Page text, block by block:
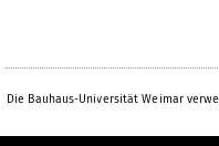
Die Bauhaus-Universität Weimar